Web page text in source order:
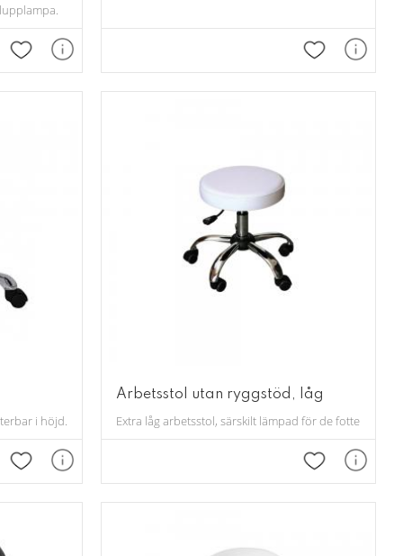
Lägg till i favoriter Lägg till i
i höjd. Finns i färgerna: vit, svart och grå.
Lägg till i favoriter
Arbetsstol utan ryggstöd, låg
Extra låg arbetsstol, särskilt lämpad för de
Lägg till i